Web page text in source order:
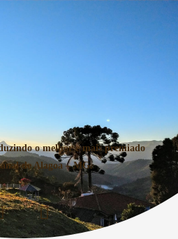
o melhor e mais premiado
de Alagoa – MG.